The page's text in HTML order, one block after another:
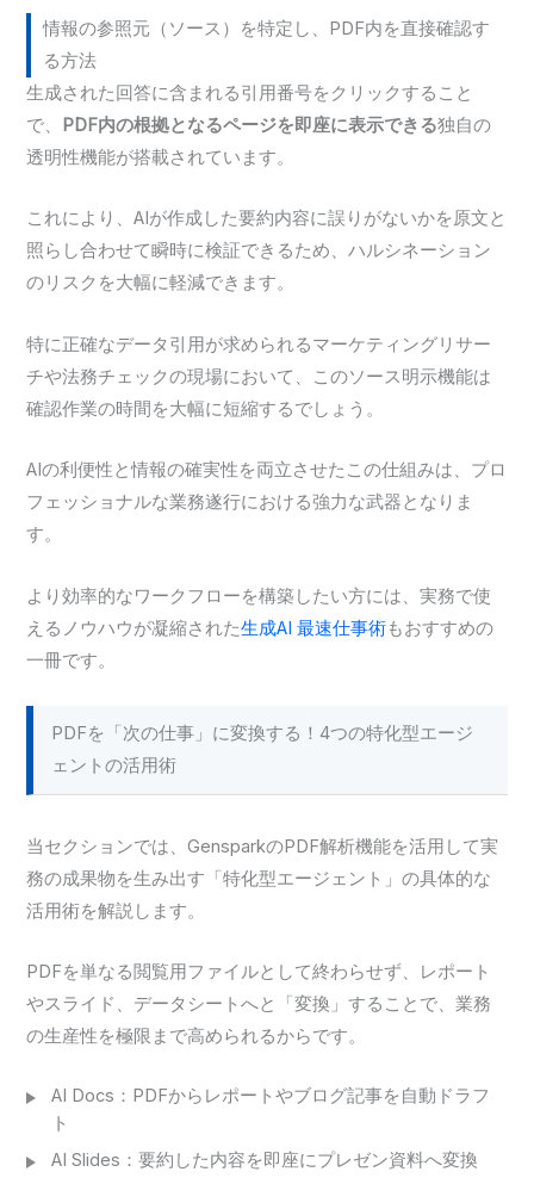
情報の参照元（ソース）を特定し、PDF内を直接確認す
る方法
生成された回答に含まれる引用番号をクリックすること
で、 PDF内の根拠となるページを即座に表示できる独自の
透明性機能が搭載されています。
これにより、AIが作成した要約内容に誤りがないかを原文と
照らし合わせて瞬時に検証できるため、ハルシネーション
のリスクを大幅に軽減できます。
特に正確なデータ引用が求められるマーケティングリサー
チや法務チェックの現場において、このソース明示機能は
確認作業の時間を大幅に短縮するでしょう。
AIの利便性と情報の確実性を両立させたこの仕組みは、プロ
フェッショナルな業務遂行における強力な武器となりま
す。
より効率的なワークフローを構築したい方には、実務で使
えるノウハウが凝縮された生成AI 最速仕事術もおすすめの
一冊です。
PDFを「次の仕事」に変換する！4つの特化型エージ
ェントの活用術
当セクションでは、GensparkのPDF解析機能を活用して実
務の成果物を生み出す「特化型エージェント」の具体的な
活用術を解説します。
PDFを単なる閲覧用ファイルとして終わらせず、レポート
やスライド、データシートへと「変換」することで、業務
の生産性を極限まで高められるからです。
AI Docs：PDFからレポートやブログ記事を自動ドラフ
ト
AI Slides：要約した内容を即座にプレゼン資料へ変換